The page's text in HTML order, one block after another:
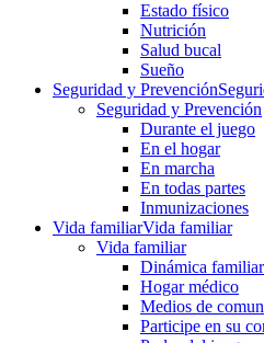
Estado físico
Nutrición
Salud bucal
Sueño
Seguridad y Prevención
Seguridad y Prevención
Durante el juego
En el hogar
En marcha
En todas partes
Inmunizaciones
Vida familiarVida familiar
Vida familiar
Dinámica familiar
Hogar médico
Medios de
Participe en su